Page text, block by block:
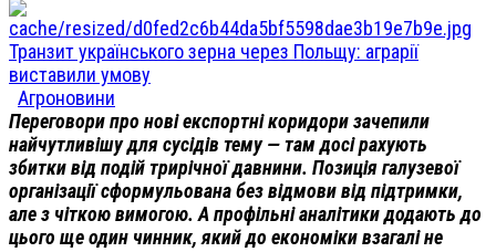
Транзит українського зерна через Польщу: аграрії
виставили умову
Агроновини
Переговори про нові експортні коридори зачепили
найчутливішу для сусідів тему — там досі рахують
збитки від подій трирічної давнини. Позиція галузевої
організації сформульована без відмови від підтримки,
але з чіткою вимогою. А профільні аналітики додають до
цього ще один чинник, який до економіки взагалі не